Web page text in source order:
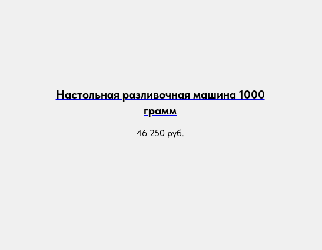
Настольная разливочная машина 1000
грамм
46 250 руб.